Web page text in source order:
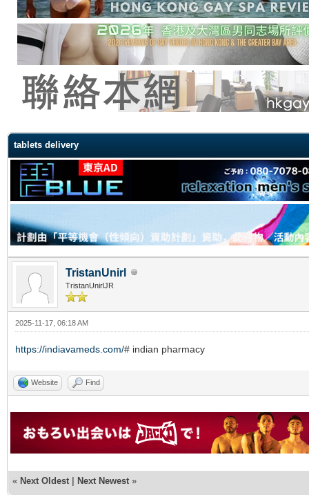
tablets delivery
TristanUnirl
TristanUnirlJR
2025-11-17, 06:18 AM
https://indiavameds.com/# indian pharmacy
Website Find
« Next Oldest | Next Newest »